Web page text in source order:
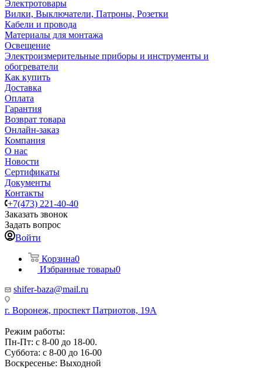
Электротовары
Вилки, Выключатели, Патроны, Розетки
Кабели и провода
Материалы для монтажа
Освещение
Электроизмерительные приборы и инструменты и
обогреватели
Как купить
Доставка
Оплата
Гарантия
Возврат товара
Онлайн-заказ
Компания
О нас
Новости
Сертификаты
Документы
Контакты
+7(473) 221-40-40
Заказать звонок
Задать вопрос
Войти
Корзина0
Избранные товары0
shifer-baza@mail.ru
г. Воронеж, проспект Патриотов, 19А
Режим работы:
Пн-Пт: с 8-00 до 18-00.
Суббота: с 8-00 до 16-00
Воскресенье: Выходной